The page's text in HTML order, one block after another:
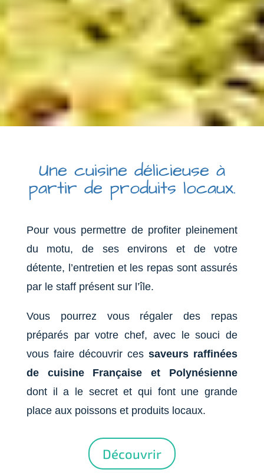
Une cuisine délicieuse à
partir de produits locaux.
Pour vous permettre de profiter pleinement
du motu, de ses environs et de votre
détente, l’entretien et les repas sont assurés
par le staff présent sur l’île.
Vous pourrez vous régaler des repas
préparés par votre chef, avec le souci de
vous faire découvrir cessaveurs raffinées
de cuisine Française et Polynésienne
dont il a le secret et qui font une grande
place aux poissons et produits locaux.
Découvrir